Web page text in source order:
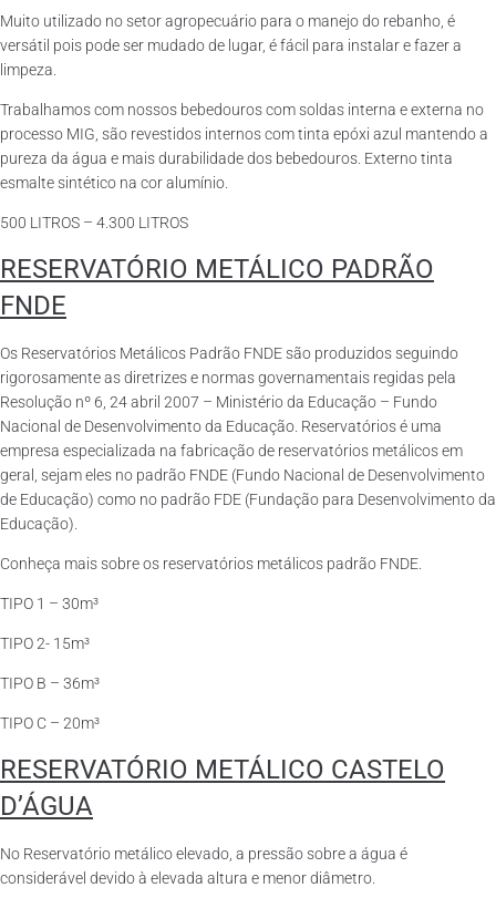
Muito utilizado no setor agropecuário para o manejo do rebanho, é
versátil pois pode ser mudado de lugar, é fácil para instalar e fazer a
limpeza.
Trabalhamos com nossos bebedouros com soldas interna e externa no
processo MIG, são revestidos internos com tinta epóxi azul mantendo a
pureza da água e mais durabilidade dos bebedouros. Externo tinta
esmalte sintético na cor alumínio.
500 LITROS – 4.300 LITROS
RESERVATÓRIO METÁLICO PADRÃO
FNDE
Os Reservatórios Metálicos Padrão FNDE são produzidos seguindo
rigorosamente as diretrizes e normas governamentais regidas pela
Resolução nº 6, 24 abril 2007 – Ministério da Educação – Fundo
Nacional de Desenvolvimento da Educação. Reservatórios é uma
empresa especializada na fabricação de reservatórios metálicos em
geral, sejam eles no padrão FNDE (Fundo Nacional de Desenvolvimento
de Educação) como no padrão FDE (Fundação para Desenvolvimento da
Educação).
Conheça mais sobre os reservatórios metálicos padrão FNDE.
TIPO 1 – 30m³
TIPO 2- 15m³
TIPO B – 36m³
TIPO C – 20m³
RESERVATÓRIO METÁLICO CASTELO
D’ÁGUA
No Reservatório metálico elevado, a pressão sobre a água é
considerável devido à elevada altura e menor diâmetro.